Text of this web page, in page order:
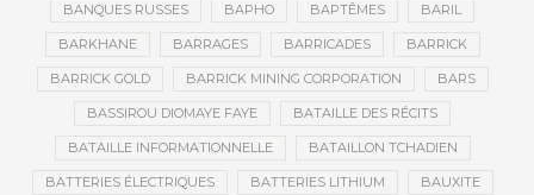
BANQUES RUSSES BAPHO BAPTÊMES BARIL
BARKHANE BARRAGES BARRICADES BARRICK
BARRICK GOLD BARRICK MINING CORPORATION BARS
BASSIROU DIOMAYE FAYE BATAILLE DES RÉCITS
BATAILLE INFORMATIONNELLE BATAILLON TCHADIEN
BATTERIES ÉLECTRIQUES BATTERIES LITHIUM BAUXITE